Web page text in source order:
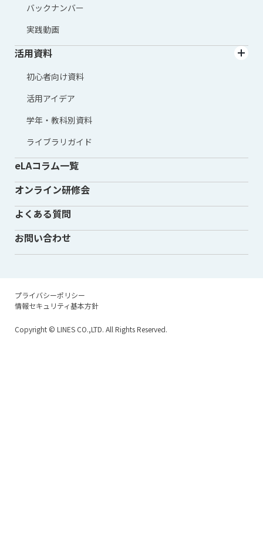
バックナンバー
実践動画
活用資料
初心者向け資料
活用アイデア
学年・教科別資料
ライブラリガイド
eLAコラム一覧
オンライン研修会
よくある質問
お問い合わせ
プライバシーポリシー
情報セキュリティ基本方針
Copyright © LINES CO.,LTD. All Rights Reserved.